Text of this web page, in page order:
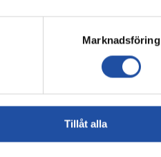
Marknadsföring
Tillåt alla
helg fortsätter division 1.
eller cupmatch.
Linghem, det gör att man